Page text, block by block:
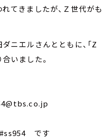
てきましたが、Ｚ世代がも
ニエルさんとともに、「Z
いました。
#ss954 です